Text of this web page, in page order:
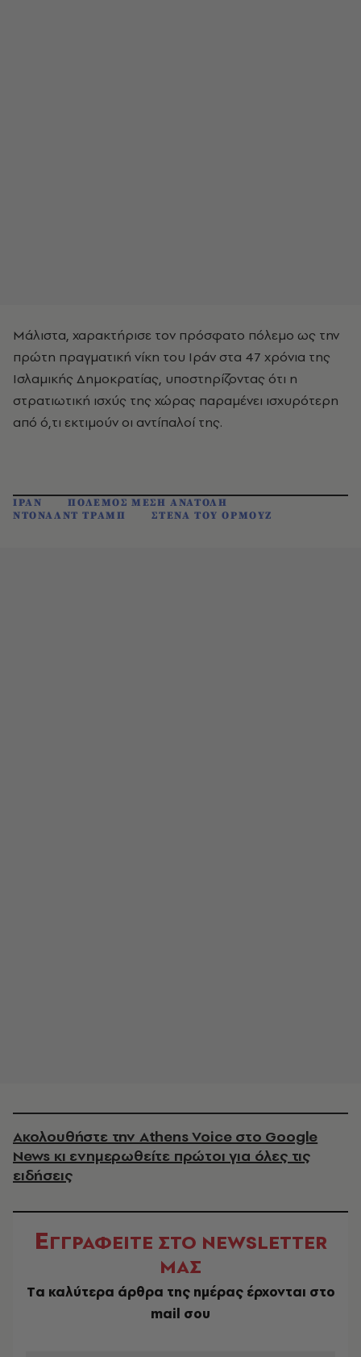
Μάλιστα, χαρακτήρισε τον πρόσφατο πόλεμο ως την
πρώτη πραγματική νίκη του Ιράν στα 47 χρόνια της
Ισλαμικής Δημοκρατίας, υποστηρίζοντας ότι η
στρατιωτική ισχύς της χώρας παραμένει ισχυρότερη
από ό,τι εκτιμούν οι αντίπαλοί της.
ΙΡΑΝ
ΠΟΛΕΜΟΣ ΜΕΣΗ ΑΝΑΤΟΛΗ
ΝΤΟΝΑΛΝΤ ΤΡΑΜΠ
ΣΤΕΝΑ ΤΟΥ ΟΡΜΟΥΖ
Ακολουθήστε την Athens Voice στο Google
News κι ενημερωθείτε πρώτοι για όλες τις
ειδήσεις
ΕΓΓΡΑΦΕΙΤΕ ΣΤΟ NEWSLETTER
ΜΑΣ
Tα καλύτερα άρθρα της ημέρας έρχονται στο
mail σου